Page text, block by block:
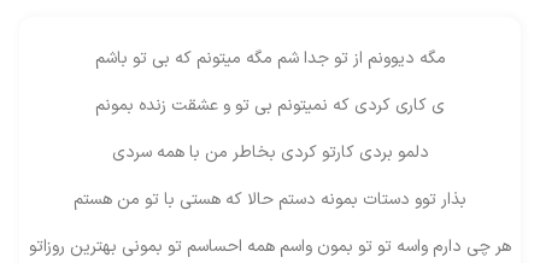
مگه دیوونم از تو جدا شم مگه میتونم که بی تو باشم
ی کاری کردی که نمیتونم بی تو و عشقت زنده بمونم
دلمو بردی کارتو کردی بخاطر من با همه سردی
بذار توو دستات بمونه دستم حالا که هستی با تو من هستم
هر چی دارم واسه تو تو بمون واسم همه احساسم تو بمونی بهترین روزاتو